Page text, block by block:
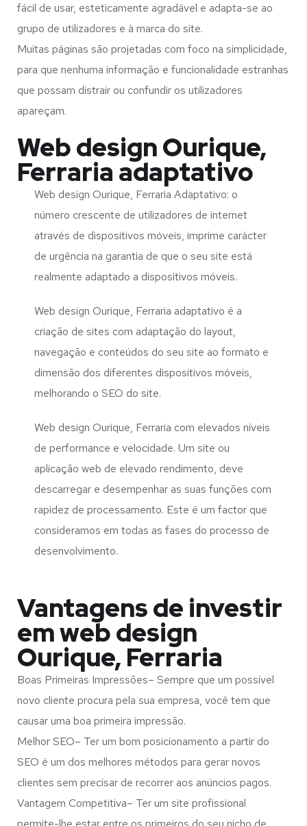
fácil de usar, esteticamente agradável e adapta-se ao
grupo de utilizadores e à marca do site.
Muitas páginas são projetadas com foco na simplicidade,
para que nenhuma informação e funcionalidade estranhas
que possam distrair ou confundir os utilizadores
apareçam.
Web design Ourique,
Ferraria adaptativo
Web design Ourique, Ferraria Adaptativo: o
número crescente de utilizadores de internet
através de dispositivos móveis, imprime carácter
de urgência na garantia de que o seu site está
realmente adaptado a dispositivos móveis.
Web design Ourique, Ferraria adaptativo é a
criação de sites com adaptação do layout,
navegação e conteúdos do seu site ao formato e
dimensão dos diferentes dispositivos móveis,
melhorando o SEO do site.
Web design Ourique, Ferraria com elevados níveis
de performance e velocidade. Um site ou
aplicação web de elevado rendimento, deve
descarregar e desempenhar as suas funções com
rapidez de processamento. Este é um factor que
consideramos em todas as fases do processo de
desenvolvimento.
Vantagens de investir
em web design
Ourique, Ferraria
Boas Primeiras Impressões– Sempre que um possível
novo cliente procura pela sua empresa, você tem que
causar uma boa primeira impressão.
Melhor SEO– Ter um bom posicionamento a partir do
SEO é um dos melhores métodos para gerar novos
clientes sem precisar de recorrer aos anúncios pagos.
Vantagem Competitiva– Ter um site profissional